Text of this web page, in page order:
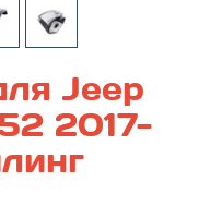
Jeep
2017-